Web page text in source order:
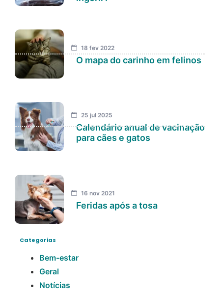
18 fev 2022
O mapa do carinho em felinos
25 jul 2025
Calendário anual de vacinação
para cães e gatos
16 nov 2021
Feridas após a tosa
Categorias
Bem-estar
Geral
Notícias